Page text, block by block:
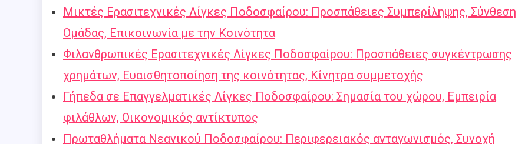
Μικτές Ερασιτεχνικές Λίγκες Ποδοσφαίρου: Προσπάθειες Συμπερίληψης, Σύνθεση
Ομάδας, Επικοινωνία με την Κοινότητα
Φιλανθρωπικές Ερασιτεχνικές Λίγκες Ποδοσφαίρου: Προσπάθειες συγκέντρωσης
χρημάτων, Ευαισθητοποίηση της κοινότητας, Κίνητρα συμμετοχής
Γήπεδα σε Επαγγελματικές Λίγκες Ποδοσφαίρου: Σημασία του χώρου, Εμπειρία
φιλάθλων, Οικονομικός αντίκτυπος
Πρωταθλήματα Νεανικού Ποδοσφαίρου: Περιφερειακός ανταγωνισμός, Συνοχή